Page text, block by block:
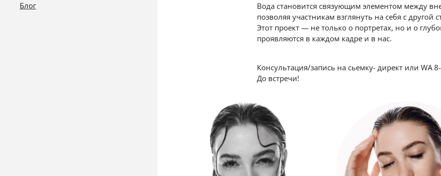
Блог
Вода становится связующим элементом между
позволяя участникам взглянуть на себя с другой
Этот проект — не только о портретах, но и о
проявляются в каждом кадре и в нас.
Консультация/запись на сьемку- директ или WA
До встречи!